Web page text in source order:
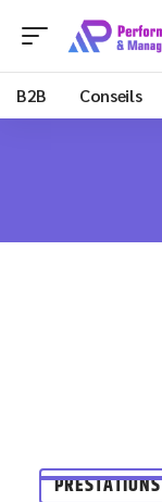
B2B Conseils
PRESTATIONS